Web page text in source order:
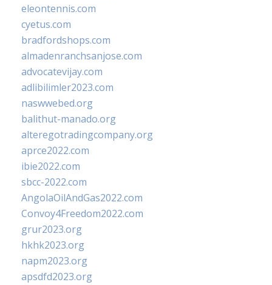
eleontennis.com
cyetus.com
bradfordshops.com
almadenranchsanjose.com
advocatevijay.com
adlibilimler2023.com
naswwebed.org
balithut-manado.org
alteregotradingcompany.org
aprce2022.com
ibie2022.com
sbcc-2022.com
AngolaOilAndGas2022.com
Convoy4Freedom2022.com
grur2023.org
hkhk2023.org
napm2023.org
apsdfd2023.org